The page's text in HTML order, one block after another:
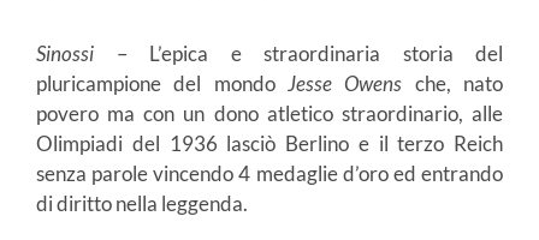
Sinossi – L’epica e straordinaria storia del
pluricampione del mondo Jesse Owens che, nato
povero ma con un dono atletico straordinario, alle
Olimpiadi del 1936 lasciò Berlino e il terzo Reich
senza parole vincendo 4 medaglie d’oro ed entrando
di diritto nella leggenda.